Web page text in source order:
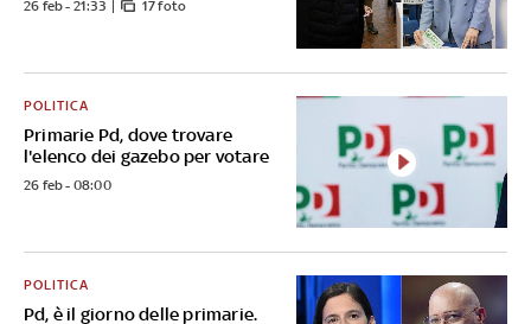
26 feb - 21:33 17 foto
Primarie Pd, dove trovare
l'elenco dei gazebo per votare
POLITICA
26 feb - 08:00
Pd, è il giorno delle primarie.
POLITICA